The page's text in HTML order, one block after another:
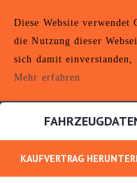
Hotline:
KAUFVERTRAG
Diese Website verwendet
die Nutzung dieser
sich damit einverstanden,
Mehr erfahren